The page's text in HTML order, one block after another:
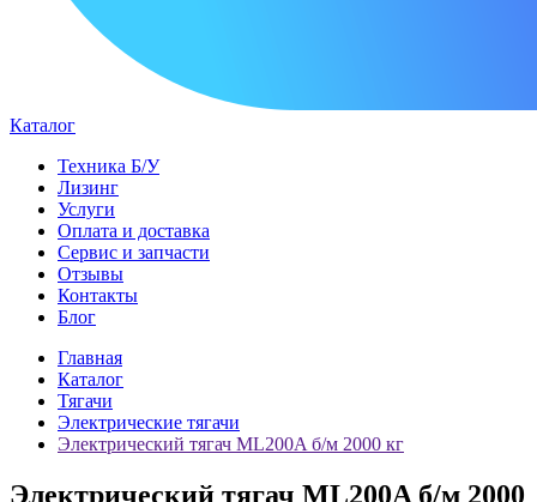
Каталог
Техника Б/У
Лизинг
Услуги
Оплата и доставка
Сервис и запчасти
Отзывы
Контакты
Блог
Главная
Каталог
Тягачи
Электрические тягачи
Электрический тягач ML200A б/м 2000 кг
Электрический тягач ML200A б/м 2000